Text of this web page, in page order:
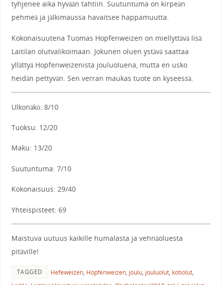
tyhjenee aika hyvään tahtiin. Suutuntuma on kirpeän
pehmeä ja jälkimaussa havaitsee happamuutta.
Kokonaisuutena Tuomas Hopfenweizen on miellyttävä lisä
Laitilan olutvalikoimaan. Jokunen oluen ystävä saattaa
yllättyä Hopfenweizenista jouluoluena, mutta en usko
heidän pettyvän. Sen verran maukas tuote on kyseessä.
Ulkonäkö: 8/10
Tuoksu: 12/20
Maku: 13/20
Suutuntuma: 7/10
Kokonaisuus: 29/40
Yhteispisteet: 69
Maistuva uutuus kaikille humalasta ja vehnäoluesta
pitäville!
TAGGED Hefeweizen, Hopfenweizen, joulu, jouluolut, kotiolut,